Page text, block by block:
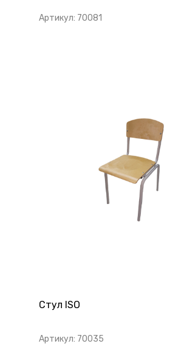
Артикул: 70081
Стул ISO
Артикул: 70035